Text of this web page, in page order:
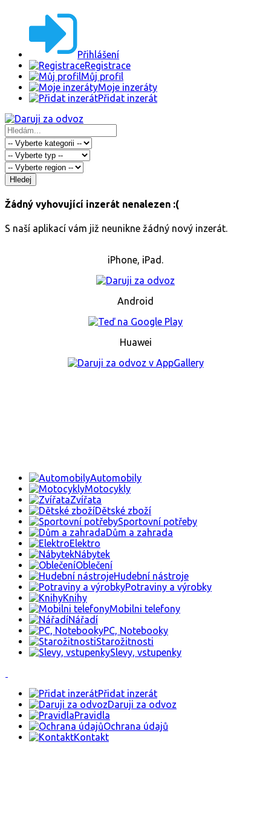
Přihlášení
Registrace
Můj profil
Moje inzeráty
Přidat inzerát
Hledej
Žádný vyhovující inzerát nenalezen :(
S naší aplikací vám již neunikne žádný nový inzerát.
iPhone, iPad.
Android
Huawei
Automobily
Motocykly
Zvířata
Dětské zboží
Sportovní potřeby
Dům a zahrada
Elektro
Nábytek
Oblečení
Hudební nástroje
Potraviny a výrobky
Knihy
Mobilni telefony
Nářadí
PC, Notebooky
Starožitnosti
Slevy, vstupenky
Přidat inzerát
Daruji za odvoz
Pravidla
Ochrana údajů
Kontakt